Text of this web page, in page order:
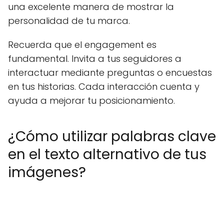
una excelente manera de mostrar la
personalidad de tu marca.
Recuerda que el engagement es
fundamental. Invita a tus seguidores a
interactuar mediante preguntas o encuestas
en tus historias. Cada interacción cuenta y
ayuda a mejorar tu posicionamiento.
¿Cómo utilizar palabras clave
en el texto alternativo de tus
imágenes?